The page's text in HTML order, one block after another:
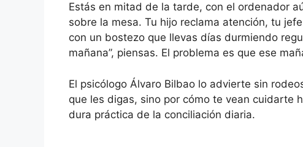
Estás en mitad de la tarde, con el ordenador
sobre la mesa. Tu hijo reclama atención, tu
con un bostezo que llevas días durmiendo
mañana”, piensas. El problema es que ese
El psicólogo Álvaro Bilbao lo advierte sin
que les digas, sino por cómo te vean cuidarte
dura práctica de la conciliación diaria.